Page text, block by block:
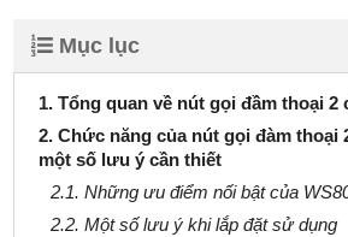
Mục lục
1. Tổng quan về nút gọi đầm thoại 2
2. Chức năng của nút gọi đàm thoại
một số lưu ý cần thiết
2.1. Những ưu điểm nối bật của
2.2. Một số lưu ý khi lắp đặt sử dụng